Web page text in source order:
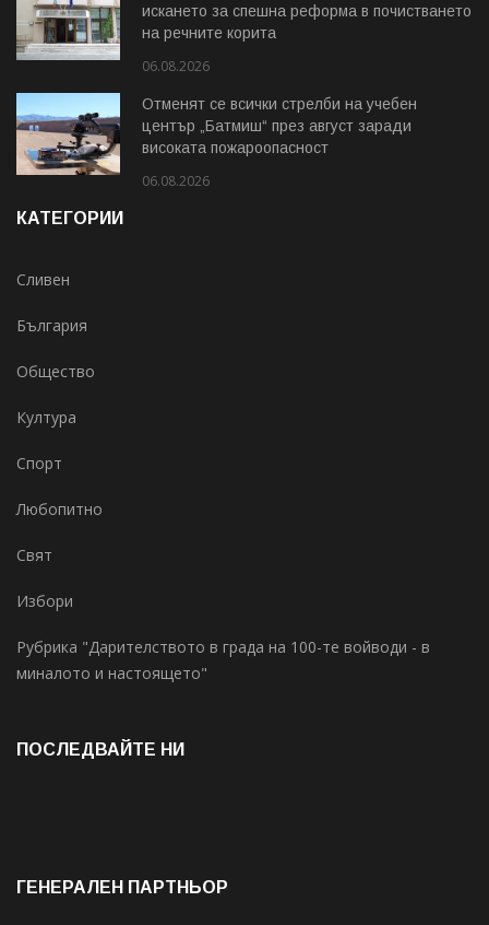
искането за спешна реформа в почистването
на речните корита
06.08.2026
Отменят се всички стрелби на учебен
център „Батмиш“ през август заради
високата пожароопасност
06.08.2026
КАТЕГОРИИ
Сливен
България
Общество
Култура
Спорт
Любопитно
Свят
Избори
Рубрика "Дарителството в града на 100-те войводи - в
миналото и настоящето"
ПОСЛЕДВАЙТЕ НИ
ГЕНЕРАЛЕН ПАРТНЬОР